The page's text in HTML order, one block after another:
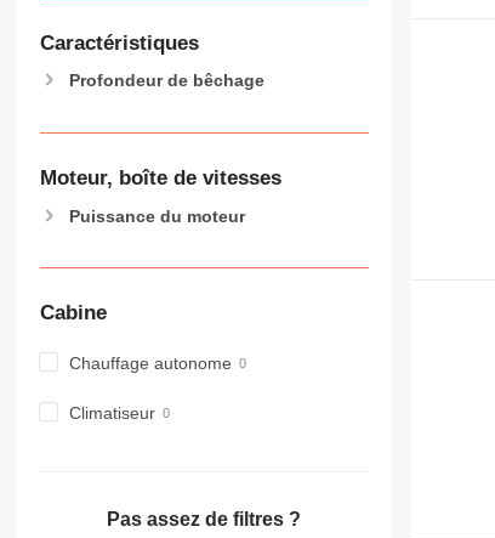
Caractéristiques
Profondeur de bêchage
Moteur, boîte de vitesses
Puissance du moteur
Cabine
Chauffage autonome
Climatiseur
Pas assez de filtres ?